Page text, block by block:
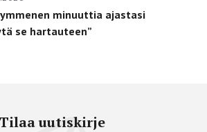
minuuttia ajastasi
se hartauteen”
Tilaa uutiskirje